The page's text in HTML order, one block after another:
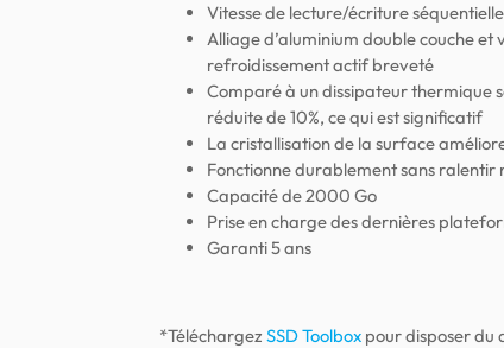
Vitesse de lecture/écriture
Alliage d’aluminium double couche
refroidissement actif breveté
Comparé à un dissipateur thermique
réduite de 10%, ce qui est significatif
La cristallisation de la surface
Fonctionne durablement sans ralentir
Capacité de 2000 Go
Prise en charge des dernières
Garanti 5 ans
*TéléchargezSSD Toolbox pour disposer du